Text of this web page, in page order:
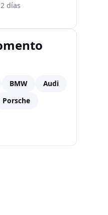
días
BMW
Audi
Porsche